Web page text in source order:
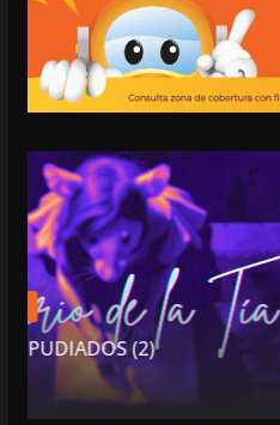
NACIONALES
“NO VIVIMOS
LIBERTAD DE
DESPIDIÓ DE
8 agosto, 2026